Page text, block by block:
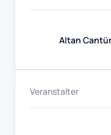
Altan
Veranstalter